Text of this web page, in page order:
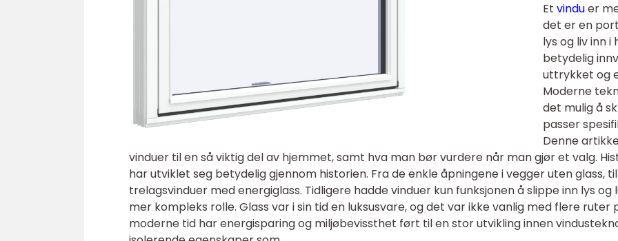
Et vinduer
det er en
lys og liv inn
betydelig
uttrykket og
Moderne
det mulig å
passer
Denne
vinduer til en så viktig del av hjemmet, samt hva man bør vurdere når man gjør et valg.
har utviklet seg betydelig gjennom historien. Fra de enkle åpningene i vegger uten glass,
trelagsvinduer med energiglass. Tidligere hadde vinduer kun funksjonen å slippe inn lys
mer kompleks rolle. Glass var i sin tid en luksusvare, og det var ikke vanlig med flere ruter
moderne tid har energisparing og miljøbevissthet ført til en stor utvikling innen